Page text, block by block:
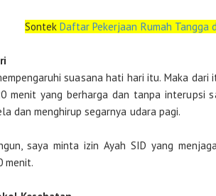
SontekDaftar Pekerjaan Rumah Tangga
suasana hati hari itu. Maka
menit yang berharga dan tanpa interupsi
dan menghirup segarnya udara pagi.
saya minta izin Ayah SID yang
menit.